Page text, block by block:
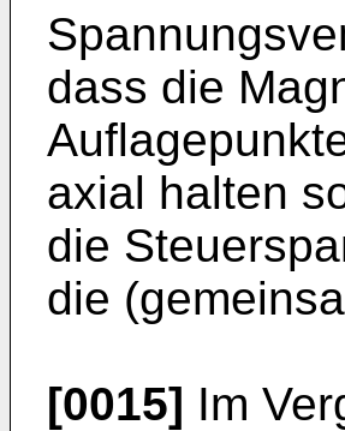
dass die
axial halten
die
die
[0015] Im